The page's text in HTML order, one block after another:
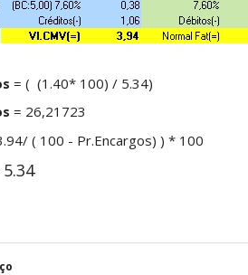
= ( (1.40* 100) / 5.34)
= 26,21723
( 100 - Pr.Encargos) ) * 100
5.34